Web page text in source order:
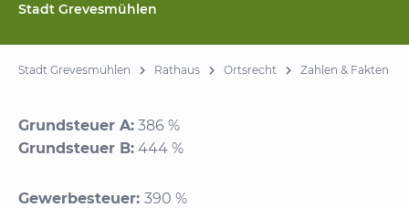
Stadt Grevesmühlen
Stadt Grevesmühlen Rathaus Ortsrecht Zahlen & Fakten
Grundsteuer A: 386 %
Grundsteuer B: 444 %
Gewerbesteuer: 390 %